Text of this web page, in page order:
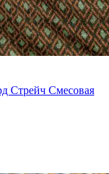
Стрейч Смесовая